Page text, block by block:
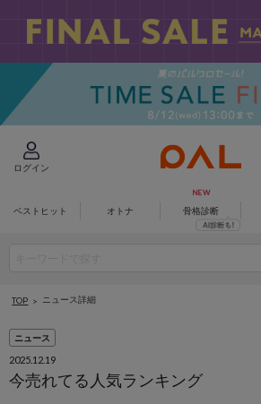
ログイン
ベストヒット オトナ 骨格診断
TOP ニュース詳細
ニュース
2025.12.19
今売れてる人気ランキング